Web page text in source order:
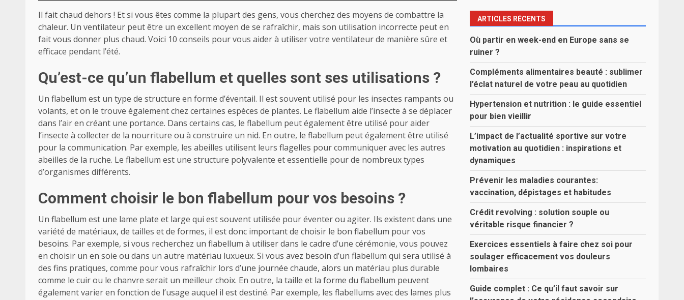
Il fait chaud dehors ! Et si vous êtes comme la plupart des gens, vous cherchez des moyens de combattre la
chaleur. Un ventilateur peut être un excellent moyen de se rafraîchir, mais son utilisation incorrecte peut en
fait vous donner plus chaud. Voici 10 conseils pour vous aider à utiliser votre ventilateur de manière sûre et
efficace pendant l’été.
Qu’est-ce qu’un flabellum et quelles sont ses utilisations ?
Un flabellum est un type de structure en forme d’éventail. Il est souvent utilisé pour les insectes rampants ou
volants, et on le trouve également chez certaines espèces de plantes. Le flabellum aide l’insecte à se déplacer
dans l’air en créant une portance. Dans certains cas, le flabellum peut également être utilisé pour aider
l’insecte à collecter de la nourriture ou à construire un nid. En outre, le flabellum peut également être utilisé
pour la communication. Par exemple, les abeilles utilisent leurs flagelles pour communiquer avec les autres
abeilles de la ruche. Le flabellum est une structure polyvalente et essentielle pour de nombreux types
d’organismes différents.
Comment choisir le bon flabellum pour vos besoins ?
Un flabellum est une lame plate et large qui est souvent utilisée pour éventer ou agiter. Ils existent dans une
variété de matériaux, de tailles et de formes, il est donc important de choisir le bon flabellum pour vos
besoins. Par exemple, si vous recherchez un flabellum à utiliser dans le cadre d’une cérémonie, vous pouvez
en choisir un en soie ou dans un autre matériau luxueux. Si vous avez besoin d’un flabellum qui sera utilisé à
des fins pratiques, comme pour vous rafraîchir lors d’une journée chaude, alors un matériau plus durable
comme le cuir ou le chanvre serait un meilleur choix. En outre, la taille et la forme du flabellum peuvent
également varier en fonction de l’usage auquel il est destiné. Par exemple, les flabellums avec des lames plus
ARTICLES RÉCENTS
Où partir en week-end en Europe sans se
ruiner ?
Compléments alimentaires beauté : sublimer
l’éclat naturel de votre peau au quotidien
Hypertension et nutrition : le guide essentiel
pour bien vieillir
L’impact de l’actualité sportive sur votre
motivation au quotidien : inspirations et
dynamiques
Prévenir les maladies courantes:
vaccination, dépistages et habitudes
Crédit revolving : solution souple ou
véritable risque financier ?
Exercices essentiels à faire chez soi pour
soulager efficacement vos douleurs
lombaires
Guide complet : Ce qu’il faut savoir sur